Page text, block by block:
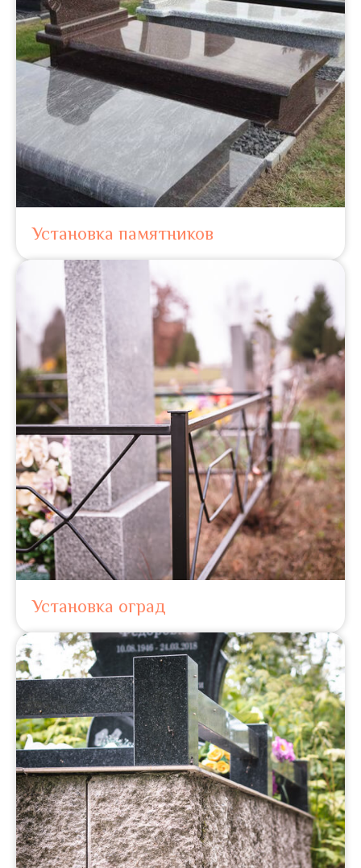
Установка памятников
Установка оград